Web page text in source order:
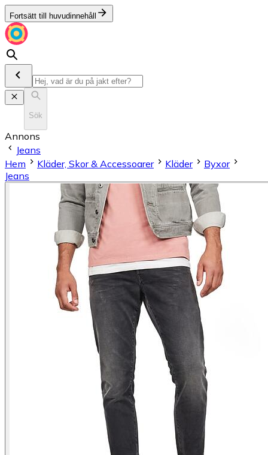
Fortsätt till huvudinnehåll
Sök
Annons
Jeans
Hem
Kläder, Skor & Accessoarer Kläder
Byxor
Jeans